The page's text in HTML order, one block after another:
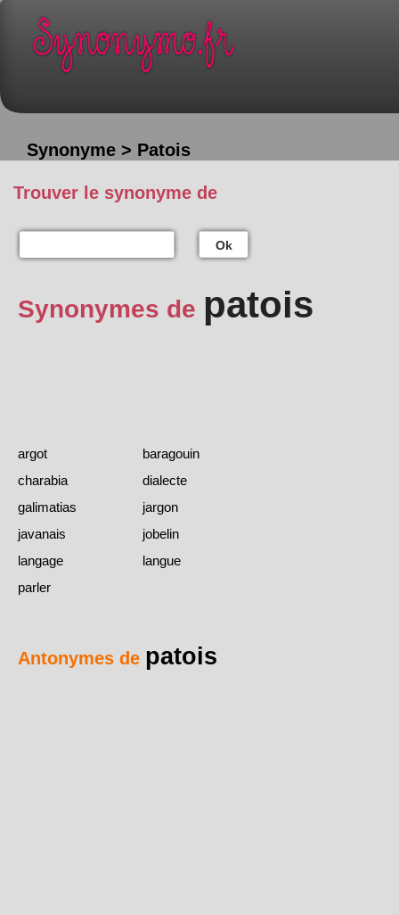
Synonyme > Patois
Trouver le synonyme de
Ok
Synonymes de patois
argot
baragouin
charabia
dialecte
galimatias
jargon
javanais
jobelin
langage
langue
parler
Antonymes de patois